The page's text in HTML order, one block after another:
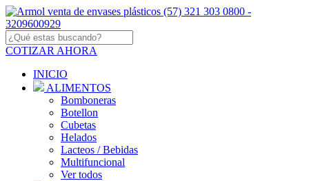
COTIZAR AHORA
INICIO
ALIMENTOS
Bomboneras
Botellon
Cubetas
Helados
Lacteos / Bebidas
Multifuncional
Ver todos